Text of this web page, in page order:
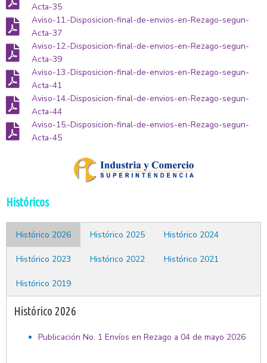
Acta-35
Aviso-11.-Disposicion-final-de-envios-en-Rezago-segun-
Acta-37
Aviso-12.-Disposicion-final-de-envios-en-Rezago-segun-
Acta-39
Aviso-13.-Disposicion-final-de-envios-en-Rezago-segun-
Acta-41
Aviso-14.-Disposicion-final-de-envios-en-Rezago-segun-
Acta-44
Aviso-15.-Disposicion-final-de-envios-en-Rezago-segun-
Acta-45
Históricos
Histórico 2026 Histórico 2025 Histórico 2024
Histórico 2023 Histórico 2022 Histórico 2021
Histórico 2019
Histórico 2026
Publicación No. 1 Envíos en Rezago a 04 de mayo 2026